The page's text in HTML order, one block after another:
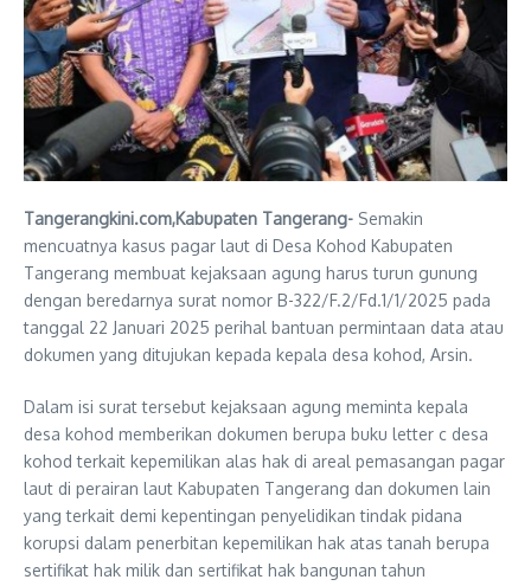
Tangerangkini.com,Kabupaten Tangerang- Semakin
mencuatnya kasus pagar laut di Desa Kohod Kabupaten
Tangerang membuat kejaksaan agung harus turun gunung
dengan beredarnya surat nomor B-322/F.2/Fd.1/1/2025 pada
tanggal 22 Januari 2025 perihal bantuan permintaan data atau
dokumen yang ditujukan kepada kepala desa kohod, Arsin.
Dalam isi surat tersebut kejaksaan agung meminta kepala
desa kohod memberikan dokumen berupa buku letter c desa
kohod terkait kepemilikan alas hak di areal pemasangan pagar
laut di perairan laut Kabupaten Tangerang dan dokumen lain
yang terkait demi kepentingan penyelidikan tindak pidana
korupsi dalam penerbitan kepemilikan hak atas tanah berupa
sertifikat hak milik dan sertifikat hak bangunan tahun